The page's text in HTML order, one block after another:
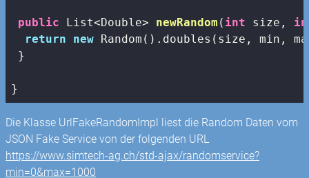
public List<Double> newRandom ( int size,
return
new Random().doubles(size, min,
}
}
Die Klasse UrlFakeRandomImpl liest die Random Daten vom
JSON Fake Service von der folgenden URL
https://www.simtech-ag.ch/std-ajax/randomservice?
min=0&max=1000